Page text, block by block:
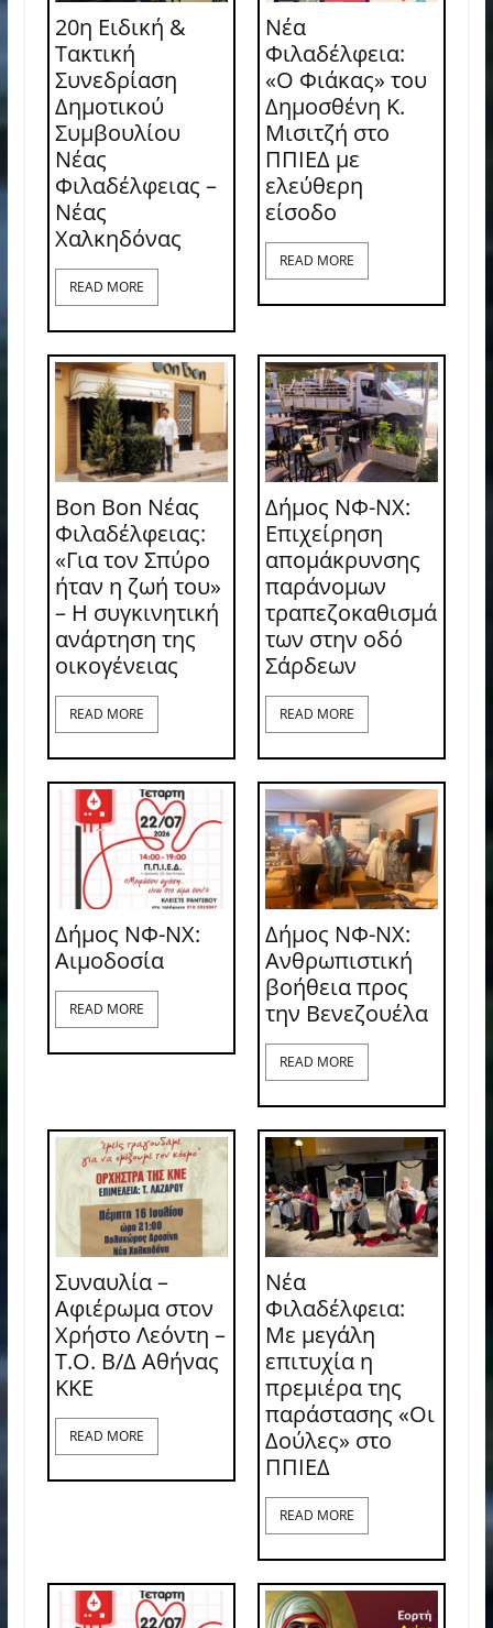
20η Ειδική &
Τακτική
Συνεδρίαση
Δημοτικού
Συμβουλίου
Νέας
Φιλαδέλφειας –
Νέας
Χαλκηδόνας
READ MORE
Νέα
Φιλαδέλφεια:
«Ο Φιάκας» του
Δημοσθένη Κ.
Μισιτζή στο
ΠΠΙΕΔ με
ελεύθερη
είσοδο
READ MORE
Bon Bon Νέας
Φιλαδέλφειας:
«Για τον Σπύρο
ήταν η ζωή του»
– Η συγκινητική
ανάρτηση της
οικογένειας
READ MORE
Δήμος ΝΦ-ΝΧ:
Επιχείρηση
απομάκρυνσης
παράνομων
τραπεζοκαθισμά
των στην οδό
Σάρδεων
READ MORE
Δήμος ΝΦ-ΝΧ:
Aιμοδοσία
READ MORE
Δήμος ΝΦ-ΝΧ:
Ανθρωπιστική
βοήθεια προς
την Βενεζουέλα
READ MORE
Συναυλία –
Αφιέρωμα στον
Χρήστο Λεόντη –
Τ.Ο. Β/Δ Αθήνας
ΚΚΕ
READ MORE
Νέα
Φιλαδέλφεια:
Με μεγάλη
επιτυχία η
πρεμιέρα της
παράστασης «Οι
Δούλες» στο
ΠΠΙΕΔ
READ MORE